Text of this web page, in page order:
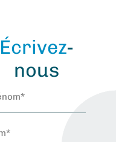
Écrivez-
nous